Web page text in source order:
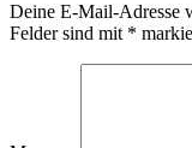
Deine E-Mail-Adresse
Felder sind mit *